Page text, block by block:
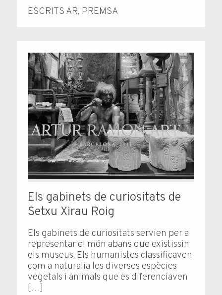
ESCRITS AR, PREMSA
Els gabinets de curiositats de
Setxu Xirau Roig
Els gabinets de curiositats servien per a
representar el món abans que existissin
els museus. Els humanistes classificaven
com a naturalia les diverses espècies
vegetals i animals que es diferenciaven
[…]